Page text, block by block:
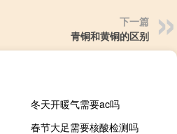
下一篇
青铜和黄铜的区别
冬天开暖气需要ac吗
春节大足需要核酸检测吗